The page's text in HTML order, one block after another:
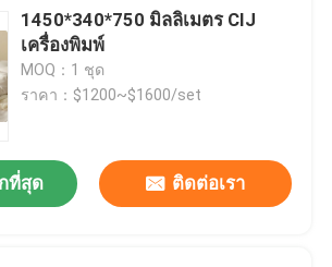
1450*340*750 มิลลิเมตร CIJ
เครื่องพิมพ์
MOQ：1 ชุด
ราคา：$1200~$1600/set
ที่สุด ติดต่อเรา